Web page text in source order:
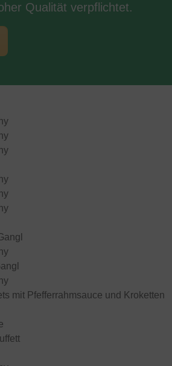
Qualität verpflichtet.